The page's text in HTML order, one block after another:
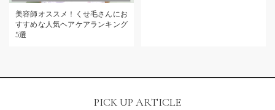
美容師オススメ！くせ毛さんにお
すすめな人気ヘアケアランキング
5選
PICK UP ARTICLE